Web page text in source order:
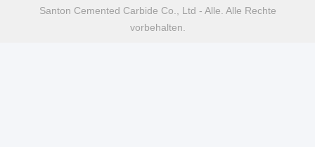
Santon Cemented Carbide Co., Ltd - Alle. Alle Rechte
vorbehalten.